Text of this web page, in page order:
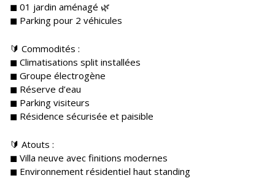
◼ 01 jardin aménagé 🌿
◼ Parking pour 2 véhicules
🔰 Commodités :
◼ Climatisations split installées
◼ Groupe électrogène
◼ Réserve d’eau
◼ Parking visiteurs
◼ Résidence sécurisée et paisible
🔰 Atouts :
◼ Villa neuve avec finitions modernes
◼ Environnement résidentiel haut standing